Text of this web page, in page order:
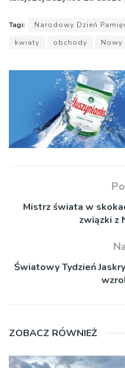
Tagi: Narodowy Dzień
kwiaty
obchody Nowy
Mistrz świata w
związki z
Światowy Tydzień
ZOBACZ RÓWNIEŻ